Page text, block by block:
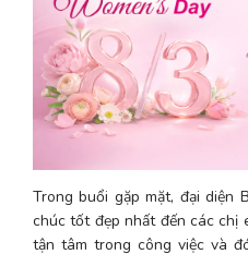
Trong buổi gặp mặt, đại diện
chúc tốt đẹp nhất đến các chị
tận tâm trong công việc và